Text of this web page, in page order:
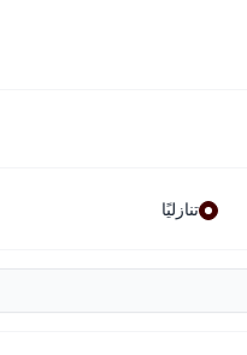
تنازليًا